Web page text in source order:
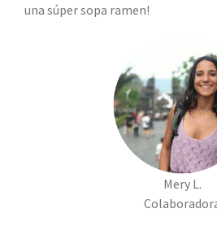
una súper sopa ramen!
Mery L.